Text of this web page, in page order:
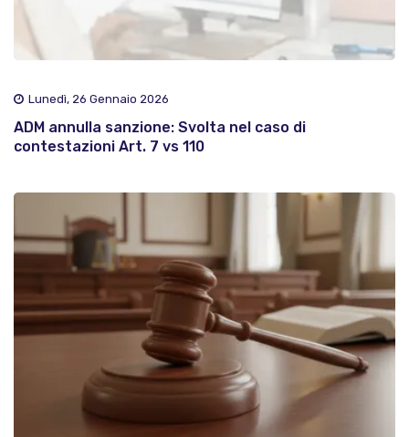
Lunedì, 26 Gennaio 2026
ADM annulla sanzione: Svolta nel caso di
contestazioni Art. 7 vs 110